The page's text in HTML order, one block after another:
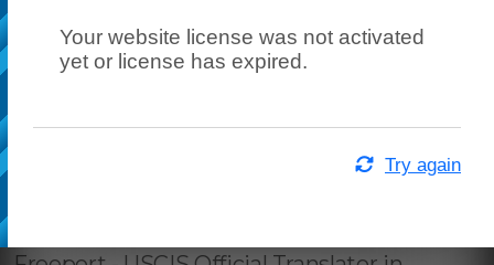
Your website license was not activated
yet or license has expired.
Try again